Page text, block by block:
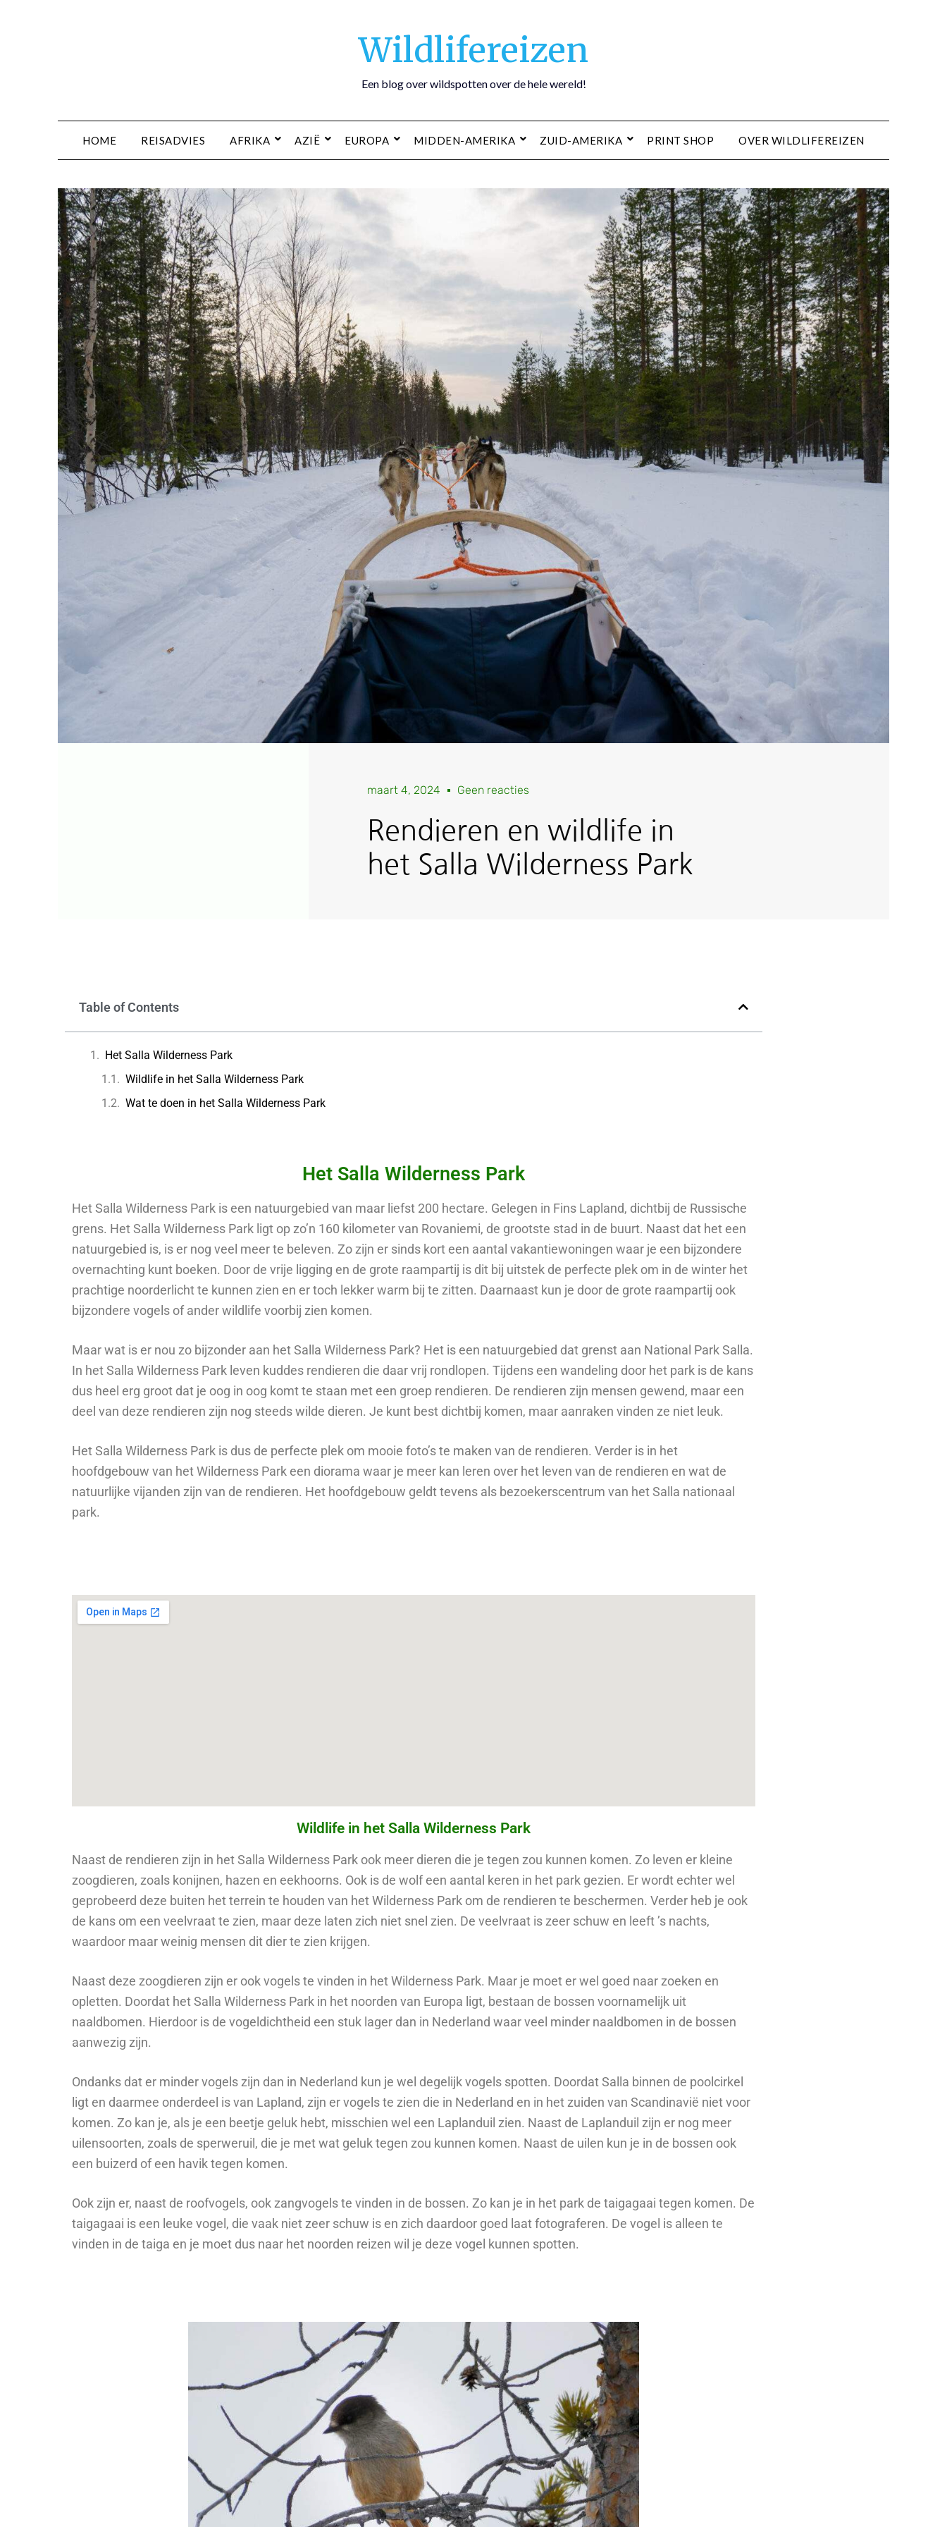
Wildlifereizen
Een blog over wildspotten over de hele wereld!
HOME REISADVIES AFRIKA AZIË EUROPA MIDDEN-AMERIKA ZUID-AMERIKA PRINT SHOP OVER WILDLIFEREIZEN
maart 4, 2024 Geen reacties
Rendieren en wildlife in
het Salla Wilderness Park
Table of Contents
Het Salla Wilderness Park
Wildlife in het Salla Wilderness Park
Wat te doen in het Salla Wilderness Park
Het Salla Wilderness Park
Het Salla Wilderness Park is een natuurgebied van maar liefst 200 hectare. Gelegen in Fins Lapland, dichtbij de Russische
grens. Het Salla Wilderness Park ligt op zo’n 160 kilometer van Rovaniemi, de grootste stad in de buurt. Naast dat het een
natuurgebied is, is er nog veel meer te beleven. Zo zijn er sinds kort een aantal vakantiewoningen waar je een bijzondere
overnachting kunt boeken. Door de vrije ligging en de grote raampartij is dit bij uitstek de perfecte plek om in de winter het
prachtige noorderlicht te kunnen zien en er toch lekker warm bij te zitten. Daarnaast kun je door de grote raampartij ook
bijzondere vogels of ander wildlife voorbij zien komen.
Maar wat is er nou zo bijzonder aan het Salla Wilderness Park? Het is een natuurgebied dat grenst aan National Park Salla.
In het Salla Wilderness Park leven kuddes rendieren die daar vrij rondlopen. Tijdens een wandeling door het park is de kans
dus heel erg groot dat je oog in oog komt te staan met een groep rendieren. De rendieren zijn mensen gewend, maar een
deel van deze rendieren zijn nog steeds wilde dieren. Je kunt best dichtbij komen, maar aanraken vinden ze niet leuk.
Het Salla Wilderness Park is dus de perfecte plek om mooie foto’s te maken van de rendieren. Verder is in het
hoofdgebouw van het Wilderness Park een diorama waar je meer kan leren over het leven van de rendieren en wat de
natuurlijke vijanden zijn van de rendieren. Het hoofdgebouw geldt tevens als bezoekerscentrum van het Salla nationaal
park.
Wildlife in het Salla Wilderness Park
Naast de rendieren zijn in het Salla Wilderness Park ook meer dieren die je tegen zou kunnen komen. Zo leven er kleine
zoogdieren, zoals konijnen, hazen en eekhoorns. Ook is de wolf een aantal keren in het park gezien. Er wordt echter wel
geprobeerd deze buiten het terrein te houden van het Wilderness Park om de rendieren te beschermen. Verder heb je ook
de kans om een veelvraat te zien, maar deze laten zich niet snel zien. De veelvraat is zeer schuw en leeft ’s nachts,
waardoor maar weinig mensen dit dier te zien krijgen.
Naast deze zoogdieren zijn er ook vogels te vinden in het Wilderness Park. Maar je moet er wel goed naar zoeken en
opletten. Doordat het Salla Wilderness Park in het noorden van Europa ligt, bestaan de bossen voornamelijk uit
naaldbomen. Hierdoor is de vogeldichtheid een stuk lager dan in Nederland waar veel minder naaldbomen in de bossen
aanwezig zijn.
Ondanks dat er minder vogels zijn dan in Nederland kun je wel degelijk vogels spotten. Doordat Salla binnen de poolcirkel
ligt en daarmee onderdeel is van Lapland, zijn er vogels te zien die in Nederland en in het zuiden van Scandinavië niet voor
komen. Zo kan je, als je een beetje geluk hebt, misschien wel een Laplanduil zien. Naast de Laplanduil zijn er nog meer
uilensoorten, zoals de sperweruil, die je met wat geluk tegen zou kunnen komen. Naast de uilen kun je in de bossen ook
een buizerd of een havik tegen komen.
Ook zijn er, naast de roofvogels, ook zangvogels te vinden in de bossen. Zo kan je in het park de taigagaai tegen komen. De
taigagaai is een leuke vogel, die vaak niet zeer schuw is en zich daardoor goed laat fotograferen. De vogel is alleen te
vinden in de taiga en je moet dus naar het noorden reizen wil je deze vogel kunnen spotten.